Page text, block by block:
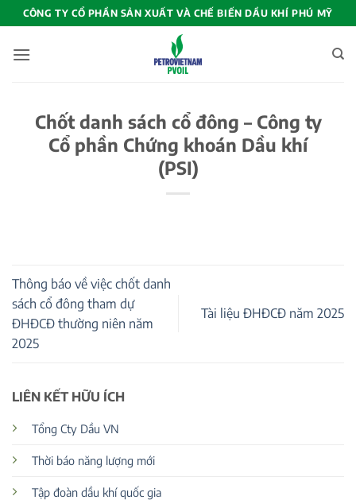
qua
nội
CÔNG TY CỔ PHẦN SẢN XUẤT VÀ CHẾ BIẾN DẦU KHÍ PHÚ MỸ
Chốt danh sách cổ đông – Công ty
Cổ phần Chứng khoán Dầu khí
(PSI)
Thông báo về việc chốt danh
sách cổ đông tham dự
ĐHĐCĐ thường niên năm
2025
Tài liệu ĐHĐCĐ năm 2025
LIÊN KẾT HỮU ÍCH
Tổng Cty Dầu VN
Thời báo năng lượng mới
Tập đoàn dầu khí quốc gia